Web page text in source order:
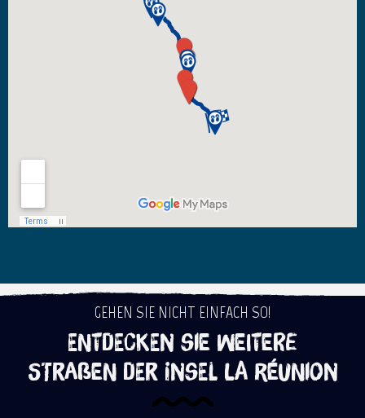
GEHEN SIE NICHT EINFACH SO!
Entdecken Sie weitere
Straßen der Insel La Réunion